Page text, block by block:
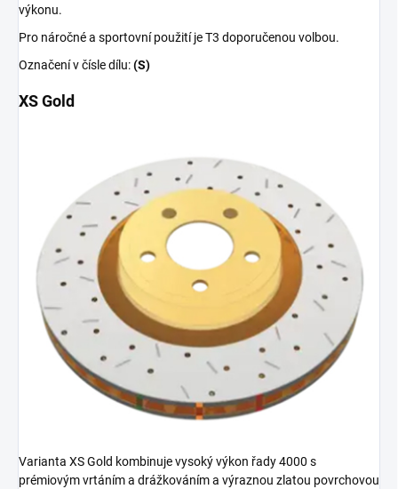
výkonu.
Pro náročné a sportovní použití je T3 doporučenou volbou.
Označení v čísle dílu:(S)
XS Gold
Varianta XS Gold kombinuje vysoký výkon řady 4000 s
prémiovým vrtáním a drážkováním a výraznou zlatou povrchovou